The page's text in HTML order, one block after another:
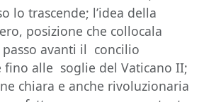
lo trascende; l’idea della
posizione che collocala
passo avanti il concilio
fino alle soglie del Vaticano II;
chiara e anche rivoluzionaria